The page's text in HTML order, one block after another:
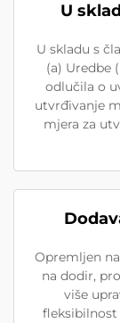
U
U skladu s
(a) Uredbe
odlučila o
utvrđivanje
mjera za
Opremljen
na dodir,
više